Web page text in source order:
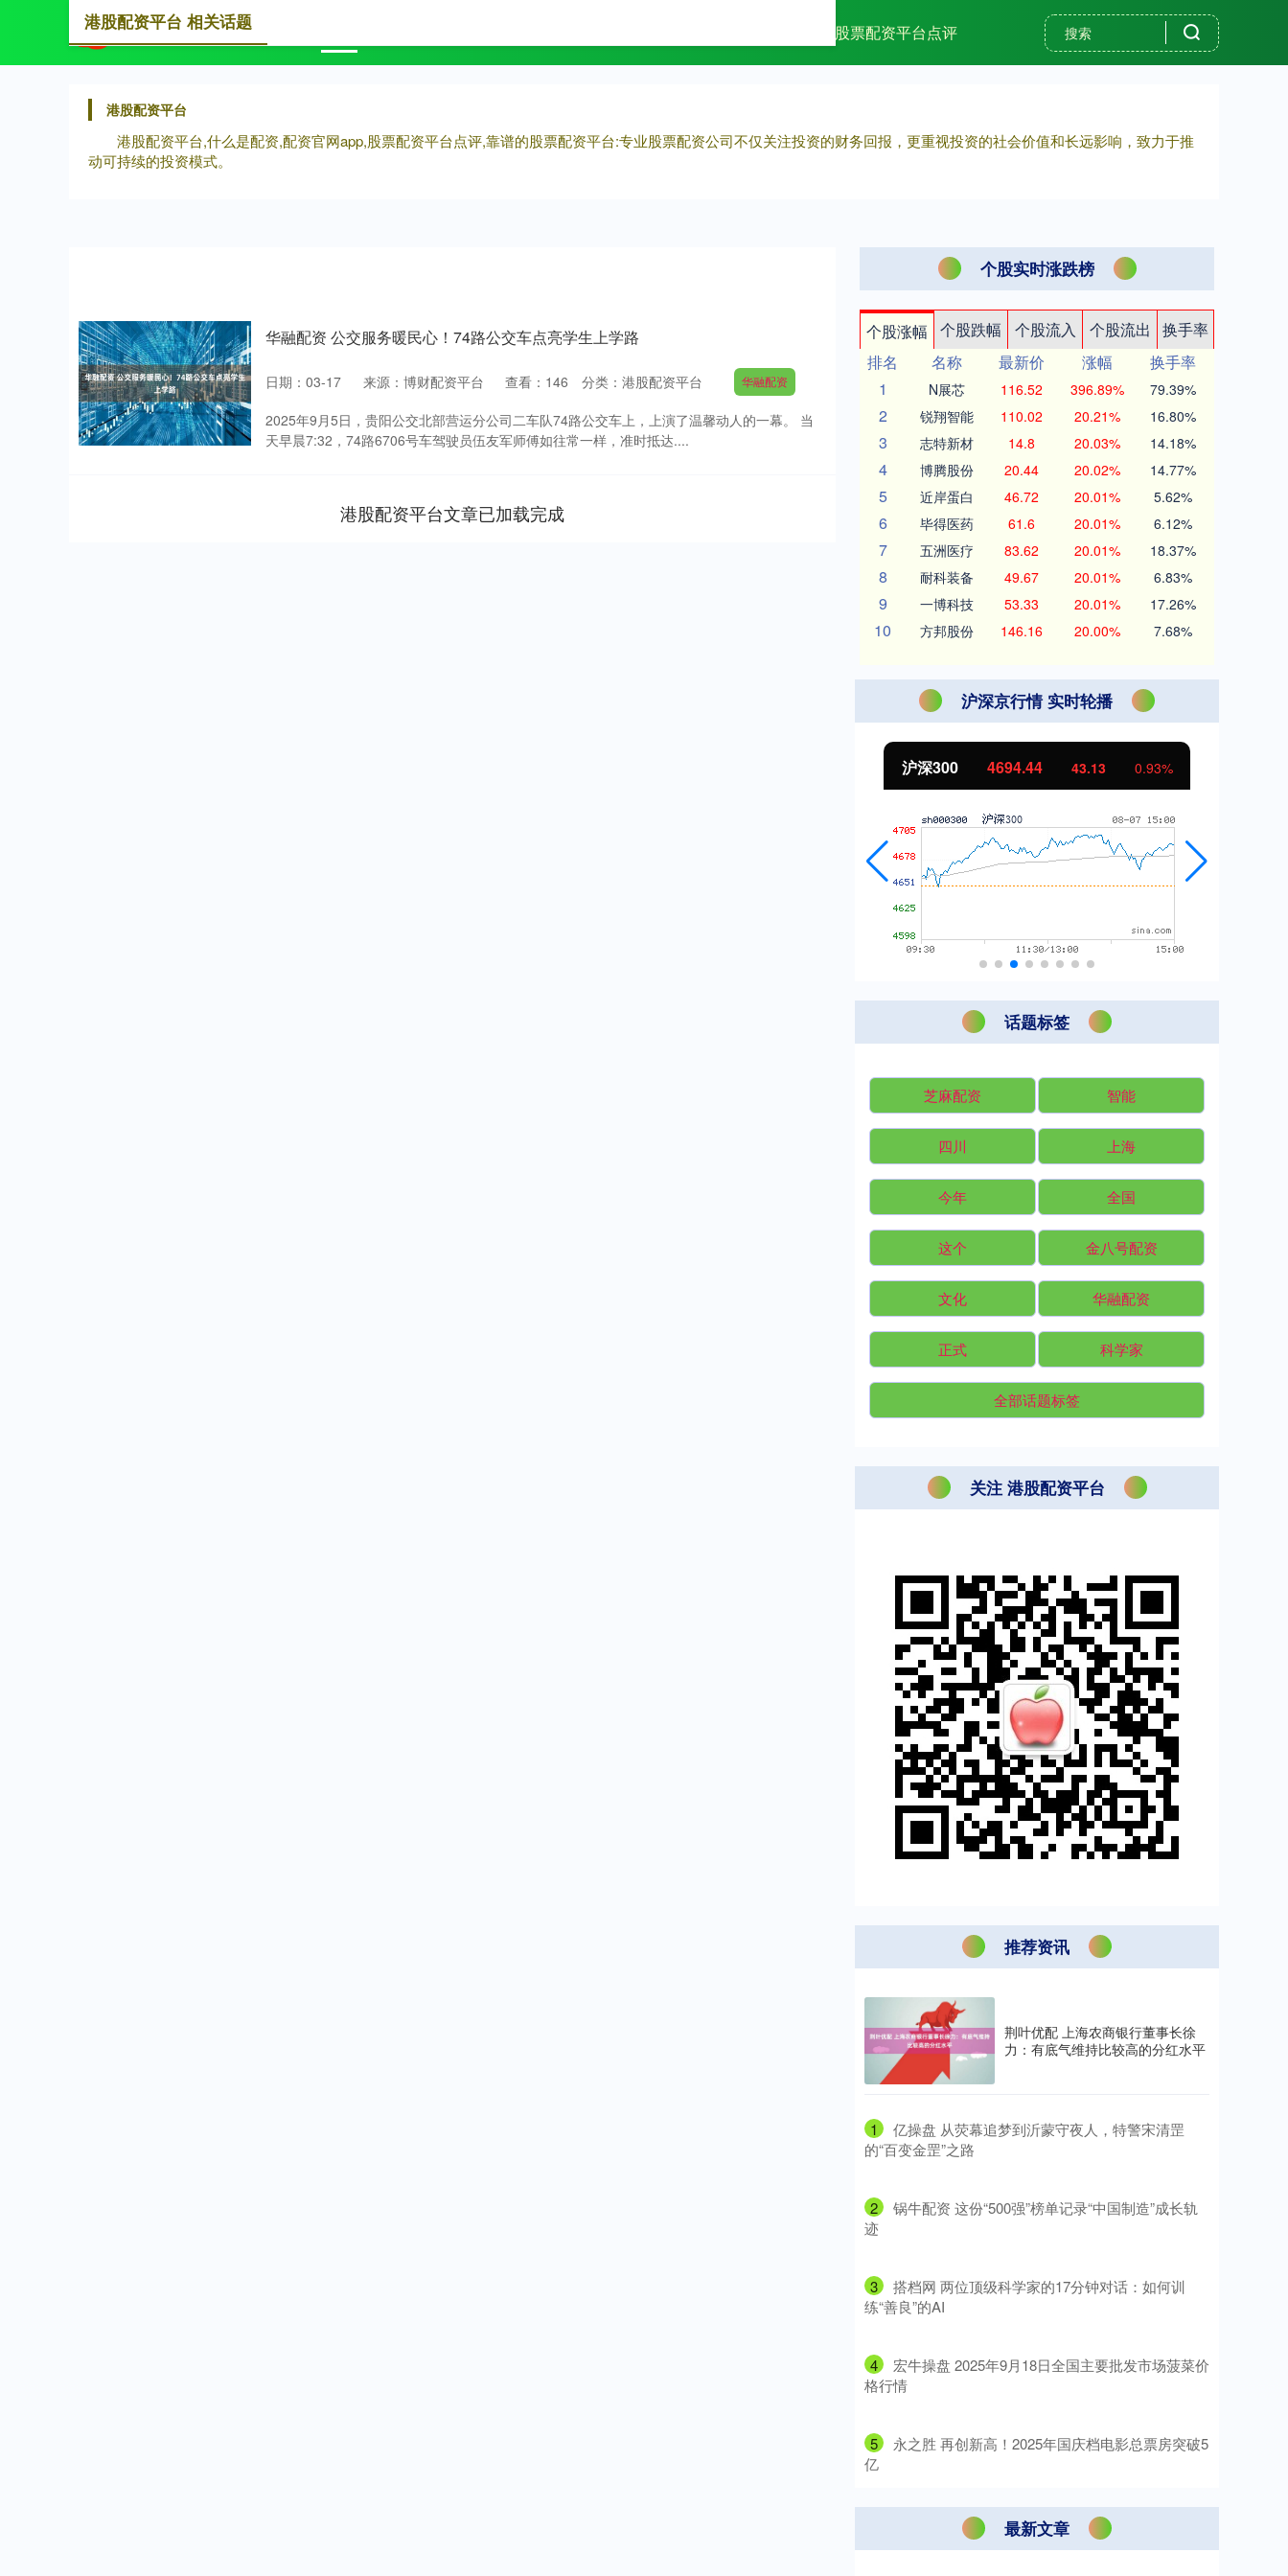
股票配资平台点评
港股配资平台
港股配资平台,什么是配资,配资官网app,股票配资平台点评,靠谱的股票配资平台:专业股票配资公司不仅关注投资的财务回报，更重视投资的社会价值和长远影响，致力于推
动可持续的投资模式。
港股配资平台 相关话题
华融配资 公交服务暖民心！74路公交车点亮学生上学路
日期：03-17 来源：博财配资平台 查看： 146 分类： 港股配资平台 华融配资
2025年9月5日，贵阳公交北部营运分公司二车队74路公交车上，上演了温馨动人的一幕。 当
天早晨7:32，74路6706号车驾驶员伍友军师傅如往常一样，准时抵达....
港股配资平台文章已加载完成
个股实时涨跌榜
个股涨幅 个股跌幅 个股流入 个股流出
换手率
排名
名称 最新价 涨幅
换手率
1
N展芯 116.52 396.89% 79.39%
2 锐翔智能 110.02 20.21% 16.80%
3 志特新材 14.8 20.03% 14.18%
4 博腾股份 20.44 20.02% 14.77%
5 近岸蛋白 46.72 20.01% 5.62%
6 毕得医药 61.6 20.01% 6.12%
7 五洲医疗 83.62 20.01% 18.37%
8 耐科装备 49.67 20.01% 6.83%
9 一博科技 53.33 20.01% 17.26%
10 方邦股份 146.16 20.00% 7.68%
沪深京行情 实时轮播
北证50 1134.24 11.37 1.01%
话题标签
芝麻配资 智能
四川 上海
今年 全国
这个 金八号配资
文化 华融配资
正式 科学家
全部话题标签
关注 港股配资平台
推荐资讯
荆叶优配 上海农商银行董事长徐
力：有底气维持比较高的分红水平
1
​亿操盘 从荧幕追梦到沂蒙守夜人，特警宋清罡
的“百变金罡”之路
2
​锅牛配资 这份“500强”榜单记录“中国制造”成长轨
迹
3
​搭档网 两位顶级科学家的17分钟对话：如何训
练“善良”的AI
4
​宏牛操盘 2025年9月18日全国主要批发市场菠菜价
格行情
5
​永之胜 再创新高！2025年国庆档电影总票房突破5
亿
最新文章